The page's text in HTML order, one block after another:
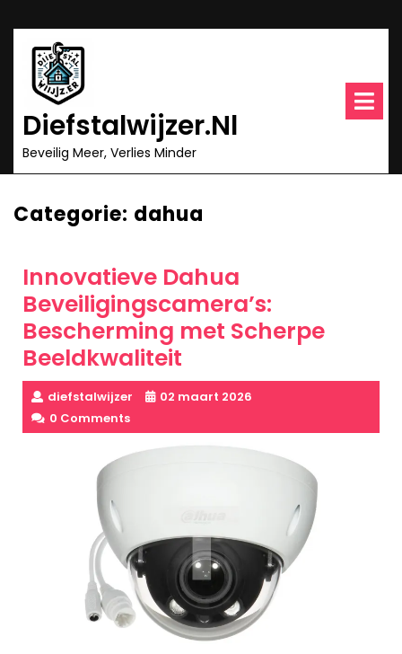
naar
inhoud
Diefstalwijzer.nl
Beveilig Meer, Verlies Minder
Categorie: dahua
Innovatieve Dahua
Beveiligingscamera’s:
Bescherming met Scherpe
Beeldkwaliteit
diefstalwijzer
02 maart 2026
0 Comments